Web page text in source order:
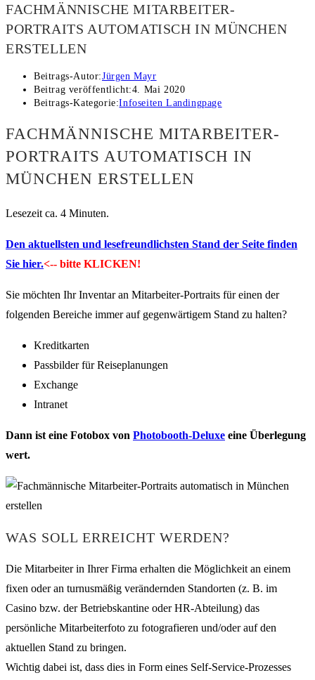
FACHMÄNNISCHE MITARBEITER-
PORTRAITS AUTOMATISCH IN MÜNCHEN
ERSTELLEN
Beitrags-Autor:Jürgen Mayr
Beitrag veröffentlicht:4. Mai 2020
Beitrags-Kategorie:Infoseiten Landingpage
FACHMÄNNISCHE MITARBEITER-
PORTRAITS AUTOMATISCH IN
MÜNCHEN ERSTELLEN
Lesezeit ca. 4 Minuten.
Den aktuellsten und lesefreundlichsten Stand der Seite finden
Sie hier.<-- bitte KLICKEN!
Sie möchten Ihr Inventar an Mitarbeiter-Portraits für einen der
folgenden Bereiche immer auf gegenwärtigem Stand zu halten?
Kreditkarten
Passbilder für Reiseplanungen
Exchange
Intranet
Dann ist eine Fotobox von Photobooth-Deluxe eine Überlegung
wert.
WAS SOLL ERREICHT WERDEN?
Die Mitarbeiter in Ihrer Firma erhalten die Möglichkeit an einem
fixen oder an turnusmäßig verändernden Standorten (z. B. im
Casino bzw. der Betriebskantine oder HR-Abteilung) das
persönliche Mitarbeiterfoto zu fotografieren und/oder auf den
aktuellen Stand zu bringen.
Wichtig dabei ist, dass dies in Form eines Self-Service-Prozesses